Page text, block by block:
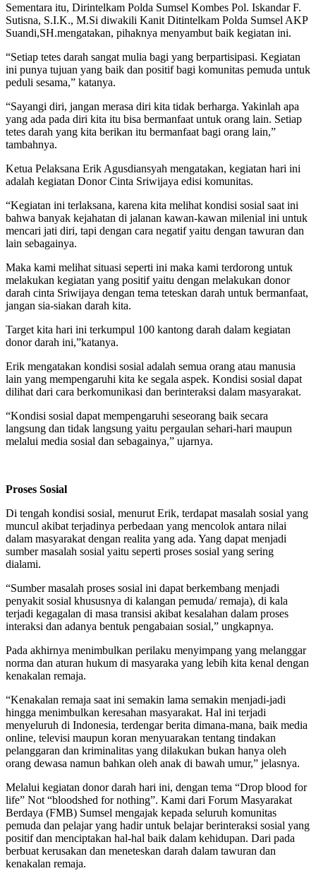
Sementara itu, Dirintelkam Polda Sumsel Kombes Pol. Iskandar F.
Sutisna, S.I.K., M.Si diwakili Kanit Ditintelkam Polda Sumsel AKP
Suandi,SH.mengatakan, pihaknya menyambut baik kegiatan ini.
“Setiap tetes darah sangat mulia bagi yang berpartisipasi. Kegiatan
ini punya tujuan yang baik dan positif bagi komunitas pemuda untuk
peduli sesama,” katanya.
“Sayangi diri, jangan merasa diri kita tidak berharga. Yakinlah apa
yang ada pada diri kita itu bisa bermanfaat untuk orang lain. Setiap
tetes darah yang kita berikan itu bermanfaat bagi orang lain,”
tambahnya.
Ketua Pelaksana Erik Agusdiansyah mengatakan, kegiatan hari ini
adalah kegiatan Donor Cinta Sriwijaya edisi komunitas.
“Kegiatan ini terlaksana, karena kita melihat kondisi sosial saat ini
bahwa banyak kejahatan di jalanan kawan-kawan milenial ini untuk
mencari jati diri, tapi dengan cara negatif yaitu dengan tawuran dan
lain sebagainya.
Maka kami melihat situasi seperti ini maka kami terdorong untuk
melakukan kegiatan yang positif yaitu dengan melakukan donor
darah cinta Sriwijaya dengan tema teteskan darah untuk bermanfaat,
jangan sia-siakan darah kita.
Target kita hari ini terkumpul 100 kantong darah dalam kegiatan
donor darah ini,”katanya.
Erik mengatakan kondisi sosial adalah semua orang atau manusia
lain yang mempengaruhi kita ke segala aspek. Kondisi sosial dapat
dilihat dari cara berkomunikasi dan berinteraksi dalam masyarakat.
“Kondisi sosial dapat mempengaruhi seseorang baik secara
langsung dan tidak langsung yaitu pergaulan sehari-hari maupun
melalui media sosial dan sebagainya,” ujarnya.
Proses Sosial
Di tengah kondisi sosial, menurut Erik, terdapat masalah sosial yang
muncul akibat terjadinya perbedaan yang mencolok antara nilai
dalam masyarakat dengan realita yang ada. Yang dapat menjadi
sumber masalah sosial yaitu seperti proses sosial yang sering
dialami.
“Sumber masalah proses sosial ini dapat berkembang menjadi
penyakit sosial khususnya di kalangan pemuda/ remaja), di kala
terjadi kegagalan di masa transisi akibat kesalahan dalam proses
interaksi dan adanya bentuk pengabaian sosial,” ungkapnya.
Pada akhirnya menimbulkan perilaku menyimpang yang melanggar
norma dan aturan hukum di masyaraka yang lebih kita kenal dengan
kenakalan remaja.
“Kenakalan remaja saat ini semakin lama semakin menjadi-jadi
hingga menimbulkan keresahan masyarakat. Hal ini terjadi
menyeluruh di Indonesia, terdengar berita dimana-mana, baik media
online, televisi maupun koran menyuarakan tentang tindakan
pelanggaran dan kriminalitas yang dilakukan bukan hanya oleh
orang dewasa namun bahkan oleh anak di bawah umur,” jelasnya.
Melalui kegiatan donor darah hari ini, dengan tema “Drop blood for
life” Not “bloodshed for nothing”. Kami dari Forum Masyarakat
Berdaya (FMB) Sumsel mengajak kepada seluruh komunitas
pemuda dan pelajar yang hadir untuk belajar berinteraksi sosial yang
positif dan menciptakan hal-hal baik dalam kehidupan. Dari pada
berbuat kerusakan dan meneteskan darah dalam tawuran dan
kenakalan remaja.